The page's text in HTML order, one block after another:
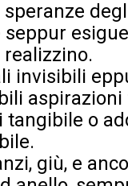
seppur
realizzino.
invisibili
aspirazioni
tangibile o
giù, e